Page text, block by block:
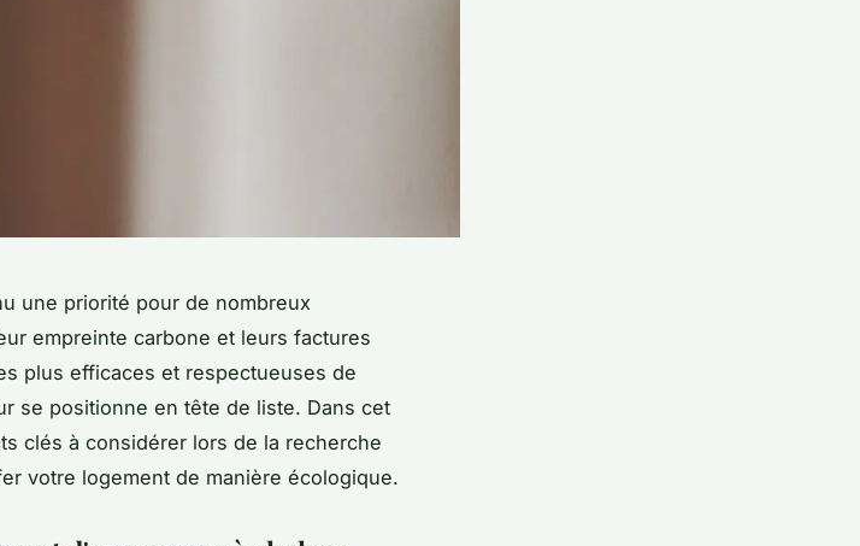
une priorité pour de nombreux
empreinte carbone et leurs factures
plus efficaces et respectueuses de
se positionne en tête de liste. Dans cet
clés à considérer lors de la recherche
votre logement de manière écologique.